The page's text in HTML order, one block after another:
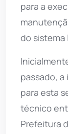
para a
do sistema
passado,
para esta
técnico
Prefeitura